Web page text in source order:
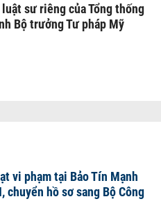
sư riêng của Tổng thống
Bộ trưởng Tư pháp Mỹ
vi phạm tại Bảo Tín Mạnh
chuyển hồ sơ sang Bộ Công